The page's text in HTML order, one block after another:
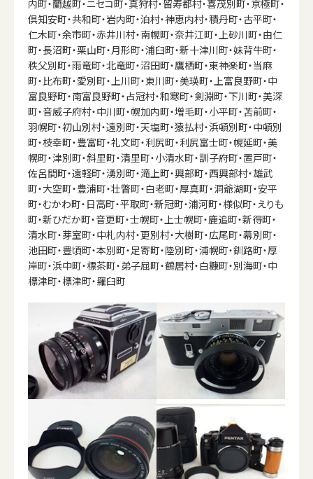
内町・蘭越町・ニセコ町・真狩村・留寿都村・喜茂別町・京極町・
倶知安町・共和町・岩内町・泊村・神恵内村・積丹町・古平町・
仁木町・余市町・赤井川村・南幌町・奈井江町・上砂川町・由仁
町・長沼町・栗山町・月形町・浦臼町・新十津川町・妹背牛町・
秩父別町・雨竜町・北竜町・沼田町・鷹栖町・東神楽町・当麻
町・比布町・愛別町・上川町・東川町・美瑛町・上富良野町・中
富良野町・南富良野町・占冠村・和寒町・剣淵町・下川町・美深
町・音威子府村・中川町・幌加内町・増毛町・小平町・苫前町・
羽幌町・初山別村・遠別町・天塩町・猿払村・浜頓別町・中頓別
町・枝幸町・豊富町・礼文町・利尻町・利尻富士町・幌延町・美
幌町・津別町・斜里町・清里町・小清水町・訓子府町・置戸町・
佐呂間町・遠軽町・湧別町・滝上町・興部町・西興部村・雄武
町・大空町・豊浦町・壮瞥町・白老町・厚真町・洞爺湖町・安平
町・むかわ町・日高町・平取町・新冠町・浦河町・様似町・えりも
町・新ひだか町・音更町・士幌町・上士幌町・鹿追町・新得町・
清水町・芽室町・中札内村・更別村・大樹町・広尾町・幕別町・
池田町・豊頃町・本別町・足寄町・陸別町・浦幌町・釧路町・厚
岸町・浜中町・標茶町・弟子屈町・鶴居村・白糠町・別海町・中
標津町・標津町・羅臼町